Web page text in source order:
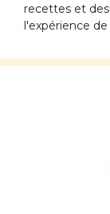
recettes et
l'expérience